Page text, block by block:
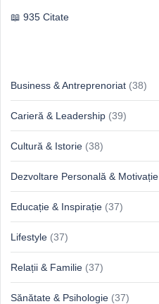
935 Citate
Business & Antreprenoriat (38)
Carieră & Leadership (39)
Cultură & Istorie (38)
Dezvoltare Personală & Motivație
Educație & Inspirație (37)
Lifestyle (37)
Relații & Familie (37)
Sănătate & Psihologie (37)